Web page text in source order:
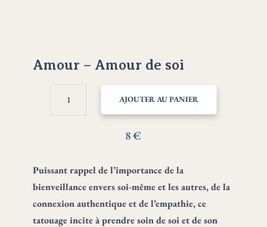
Amour – Amour de soi
QUANTITÉ
AMOUR
SOI
AJOUTER AU PANIER
8€
Puissant rappel de l’importance de la
bienveillance envers soi-même et les autres, de la
connexion authentique et de l’empathie, ce
tatouage incite à prendre soin de soi et de son